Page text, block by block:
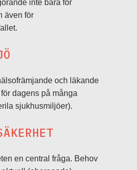
inte bara för
även för
och läkande
dagens på många
sjukhusmiljöer).
en central fråga. Behov